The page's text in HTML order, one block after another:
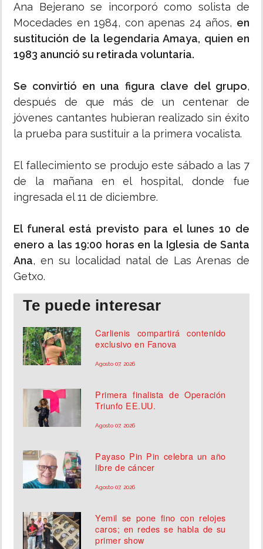
Ana Bejerano se incorporó como solista de
Mocedades en 1984, con apenas 24 años, en
sustitución de la legendaria Amaya, quien en
1983 anunció su retirada voluntaria.
Se convirtió en una figura clave del grupo,
después de que más de un centenar de
jóvenes cantantes hubieran realizado sin éxito
la prueba para sustituir a la primera vocalista.
El fallecimiento se produjo este sábado a las 7
de la mañana en el hospital, donde fue
ingresada el 11 de diciembre.
El funeral está previsto para el lunes 10 de
enero a las 19:00 horas en la Iglesia de Santa
Ana, en su localidad natal de Las Arenas de
Getxo.
Te puede interesar
Carlienis compartirá contenido
exclusivo en Fanova
Agosto 07, 2026
Primera finalista de Operación
Triunfo EE.UU.
Agosto 07, 2026
Payaso Pin Pin celebra un año
libre de cáncer
Agosto 07, 2026
Yemil se pone fino con relojes
caros; en redes se habla de su
primer show